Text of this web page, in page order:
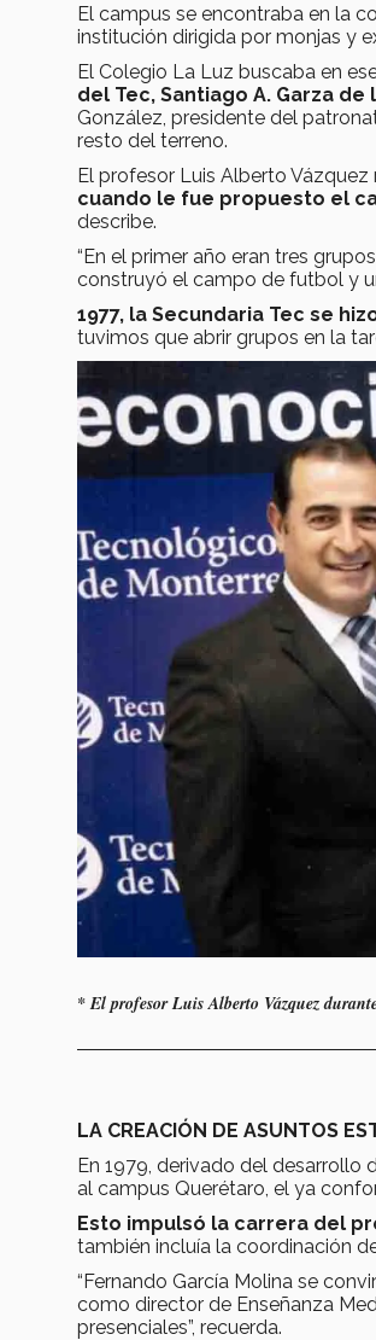
El campus se encontraba en la
institución dirigida por monjas y
El Colegio La Luz buscaba en
del Tec, Santiago A. Garza de
González, presidente del
resto del terreno.
El profesor Luis Alberto
cuando le fue propuesto el
describe.
“En el primer año eran tres
construyó el campo de futbol y
1977, la Secundaria Tec se
tuvimos que abrir grupos en la
* El profesor Luis Alberto Vázquez
LA CREACIÓN DE ASUNTOS
En 1979, derivado del
al campus Querétaro, el ya
Esto impulsó la carrera del
también incluía la coordinación
“Fernando García Molina se
como director de Enseñanza
presenciales”, recuerda.